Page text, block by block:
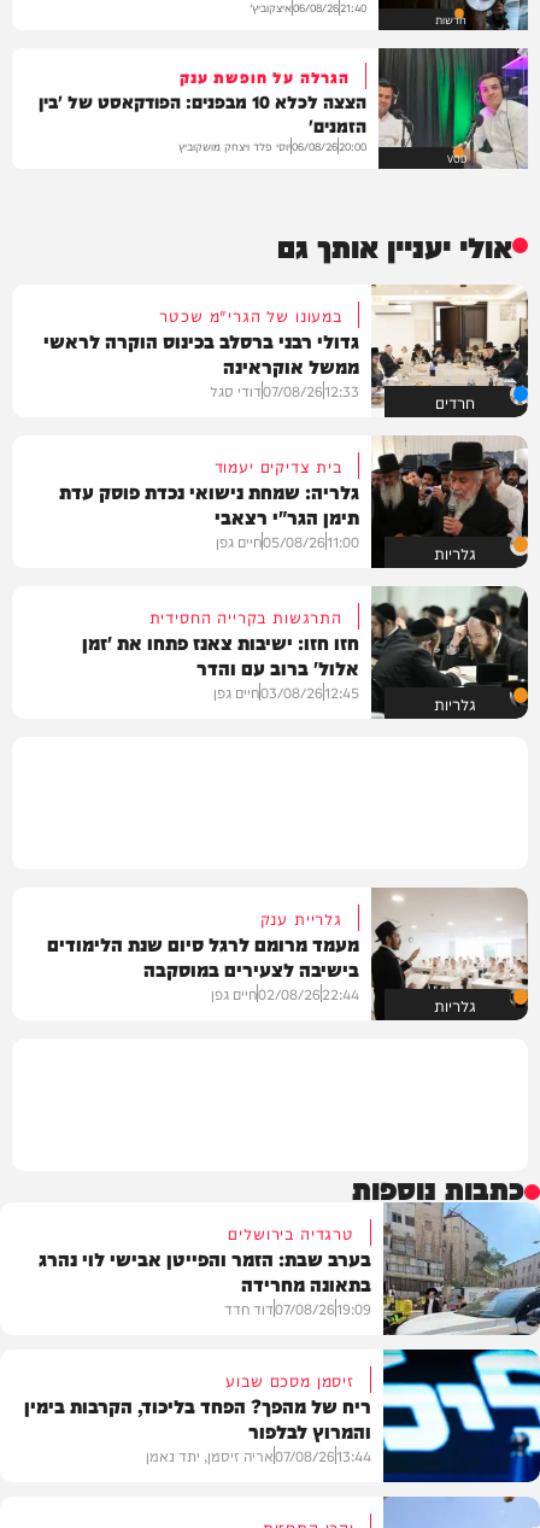
חדשות
21:40
06/08/26איצקוביץ'
VOD
הגרלה על חופשת ענק
הצצה לכלא 10 מבפנים: הפודקאסט של 'בין
הזמנים'
20:00
06/08/26יוסי פלד ויצחק מושקוביץ
אולי יעניין אותך גם
חרדים
במעונו של הגרי"מ שכטר
גדולי רבני ברסלב בכינוס הוקרה לראשי
ממשל אוקראינה
12:33
07/08/26דודי סגל
גלריות
בית צדיקים יעמוד
גלריה: שמחת נישואי נכדת פוסק עדת
תימן הגר"י רצאבי
11:00
05/08/26חיים גפן
גלריות
התרגשות בקרייה החסידית
חזו חזו: ישיבות צאנז פתחו את 'זמן
אלול' ברוב עם והדר
12:45
03/08/26חיים גפן
גלריות
גלריית ענק
מעמד מרומם לרגל סיום שנת הלימודים
בישיבה לצעירים במוסקבה
22:44
02/08/26חיים גפן
כתבות נוספות
בארץ
טרגדיה בירושלים
בערב שבת: הזמר והפייטן אבישי לוי נהרג
בתאונה מחרידה
19:09
07/08/26דוד חדד
זיסמן מסכם שבוע
ריח של מהפך? הפחד בליכוד, הקרבות בימין
והמרוץ לבלפור
13:44
07/08/26אריה זיסמן, יתד נאמן